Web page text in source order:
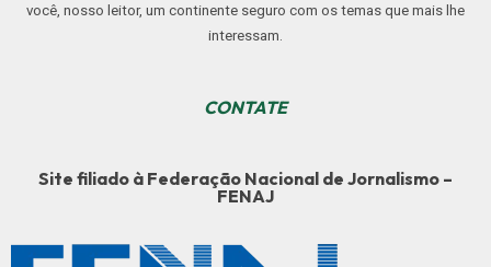
você, nosso leitor, um continente seguro com os temas que mais lhe
interessam.
CONTATE
Site filiado à Federação Nacional de Jornalismo –
FENAJ